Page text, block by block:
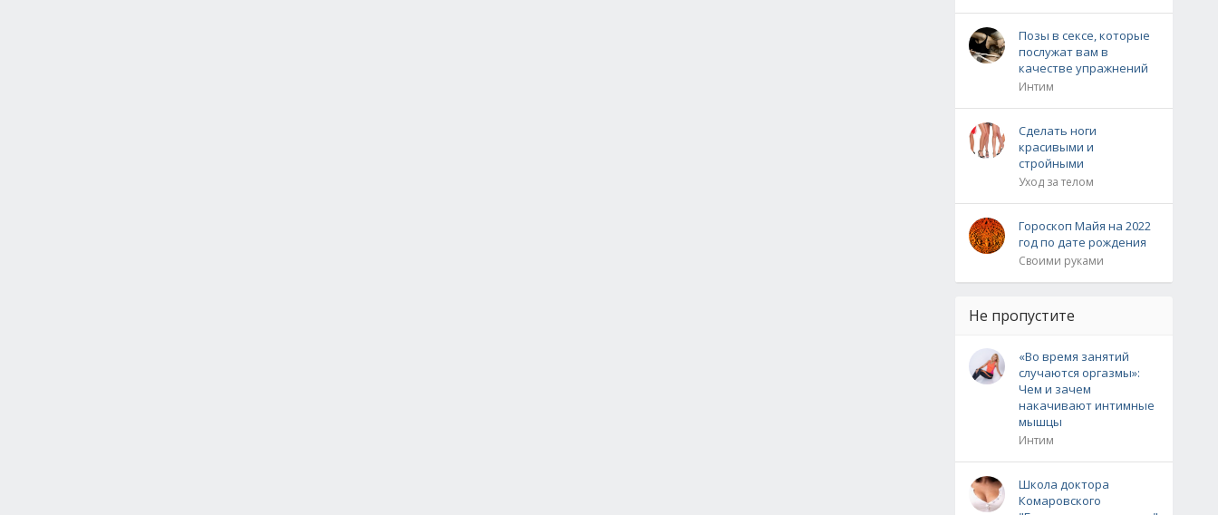
Позы в сексе, которые
послужат вам в
качестве упражнений
Интим
Сделать ноги
красивыми и
стройными
Уход за телом
Гороскоп Майя на 2022
год по дате рождения
Своими руками
Не пропустите
«Во время занятий
случаются оргазмы»:
Чем и зачем
накачивают интимные
мышцы
Интим
Школа доктора
Комаровского